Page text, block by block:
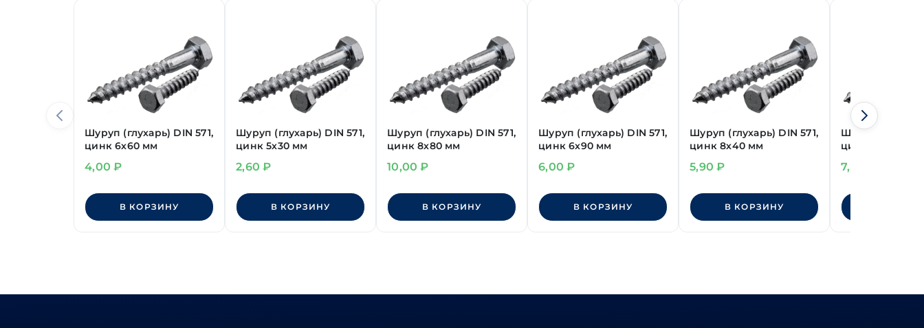
Шуруп (глухарь) DIN 571,
цинк 6х60 мм
4,00₽
В КОРЗИНУ
Шуруп (глухарь) DIN 571,
цинк 5х30 мм
2,60₽
В КОРЗИНУ
Шуруп (глухарь) DIN 571,
цинк 8х80 мм
10,00₽
В КОРЗИНУ
Шуруп (глухарь) DIN 571,
цинк 6х90 мм
6,00₽
В КОРЗИНУ
Шуруп (глухарь) DIN 571,
цинк 8х40 мм
5,90₽
В КОРЗИНУ
Шуруп
цинк 8х60 мм
7,00